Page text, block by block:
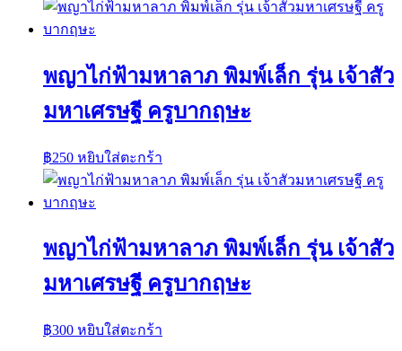
พญาไก่ฟ้ามหาลาภ พิมพ์เล็ก รุ่น เจ้าสัว
มหาเศรษฐี ครูบากฤษะ
฿250 หยิบใส่ตะกร้า
พญาไก่ฟ้ามหาลาภ พิมพ์เล็ก รุ่น เจ้าสัว
มหาเศรษฐี ครูบากฤษะ
฿300 หยิบใส่ตะกร้า